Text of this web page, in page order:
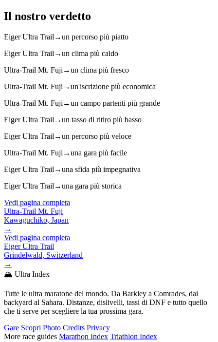
Il nostro verdetto
Eiger Ultra Trail →un percorso più piatto
Eiger Ultra Trail →un clima più caldo
Ultra-Trail Mt. Fuji →un clima più fresco
Ultra-Trail Mt. Fuji →un'iscrizione più economica
Ultra-Trail Mt. Fuji →un campo partenti più grande
Eiger Ultra Trail →un tasso di ritiro più basso
Eiger Ultra Trail →un percorso più veloce
Ultra-Trail Mt. Fuji →una gara più facile
Eiger Ultra Trail →una sfida più impegnativa
Eiger Ultra Trail →una gara più storica
Vedi pagina completa
Ultra-Trail Mt. Fuji
Kawaguchiko, Japan
→
Vedi pagina completa
Eiger Ultra Trail
Grindelwald, Switzerland
→
🏔️ Ultra Index
Tutte le ultra maratone del mondo. Da Barkley a Comrades, dai
backyard al Sahara. Distanze, dislivelli, tassi di DNF e tutto quello
che ti serve per scegliere la tua prossima gara.
Gare Scopri Photo Credits Privacy
More race guides Marathon Index Triathlon Index